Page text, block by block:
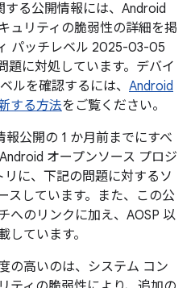
る公開情報には、Android
ュリティの脆弱性の詳細を掲
パッチレベル 2025-03-05
題に対処しています。デバイ
ルを確認するには、 Android
する方法をご覧ください。
公開の 1 か月前までにすべ
オープンソース プロジ
に、下記の問題に対するソ
スしています。また、この公
へのリンクに加え、AOSP 以
ています。
の高いのは、システム コン